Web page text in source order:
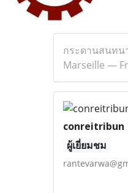
กระดานสนทน
Marseille —
conreitribun
ผู้เยี่ยมชม